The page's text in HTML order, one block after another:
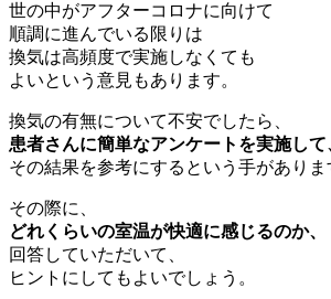
世の中がアフターコロナに向けて
順調に進んでいる限りは
換気は高頻度で実施しなくても
よいという意見もあります。
換気の有無について不安でしたら、
患者さんに簡単なアンケートを実施して
その結果を参考にするという手がありま
その際に、
どれくらいの室温が快適に感じるのか、
回答していただいて、
ヒントにしてもよいでしょう。